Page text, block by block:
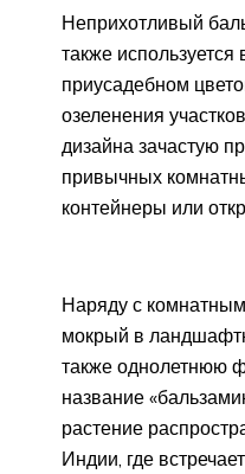
Неприхотливый
также
приусадебном
озеленения
дизайна зачастую
привычных
контейнеры или
Наряду с
мокрый в
также однолетнюю
название
растение
Индии, где